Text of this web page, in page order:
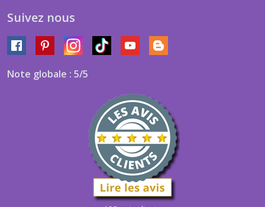
Suivez nous
Note globale : 5/5